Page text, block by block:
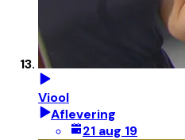
Viool
Aflevering
21 aug 19